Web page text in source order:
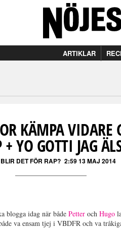
ARTIKLAR
KÄMPA
YO GOTTI JAG
DET FÖR RAP? 2:59 13 MAJ 2014
blogga idag när bådePetter ochHugo
va ensam tjej i VBDFR och va